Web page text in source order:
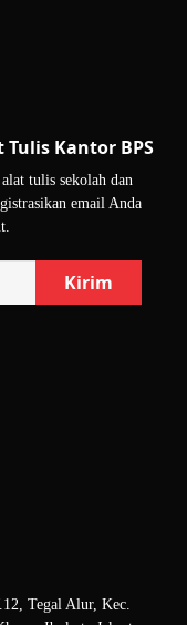
Kantor BPS
tulis sekolah dan
email Anda
Tegal Alur, Kec.